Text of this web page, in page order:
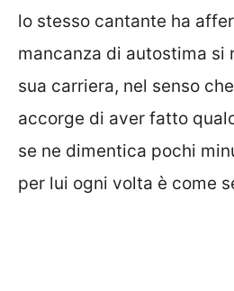
lo stesso cantante ha
mancanza di autostima si
sua carriera, nel senso
accorge di aver fatto
se ne dimentica pochi
per lui ogni volta è come